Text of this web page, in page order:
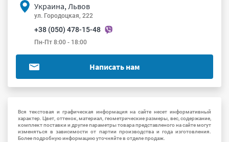
Украина, Львов
ул. Городоцкая, 222
+38 (050) 478-15-48
Пн-Пт 8:00 - 18:00
Написать нам
Вся текстовая и графическая информация на сайте несет информативный
характер. Цвет, оттенок, материал, геометрические размеры, вес, содержание,
комплект поставки и другие параметры товара представленого на сайте могут
изменяться в зависимости от партии производства и года изготовления.
Более подробную информацию уточняйте в отделе продаж.